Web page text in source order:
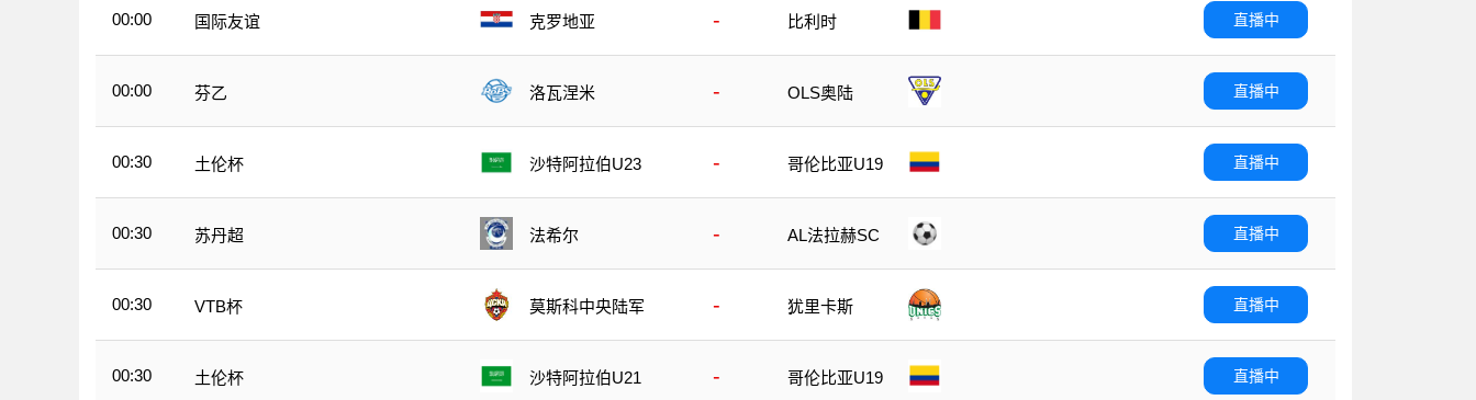
00:00 国际友谊 克罗地亚 - 比利时 直播中
00:00 芬乙 洛瓦涅米 - OLS奥陆 直播中
00:30 土伦杯 沙特阿拉伯U23 - 哥伦比亚U19 直播中
00:30 苏丹超 法希尔 - AL法拉赫SC 直播中
00:30 VTB杯 莫斯科中央陆军 - 犹里卡斯 直播中
00:30 土伦杯 沙特阿拉伯U21 - 哥伦比亚U19 直播中